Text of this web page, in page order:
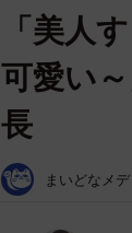
「美人
可愛い
長
まいどなメ